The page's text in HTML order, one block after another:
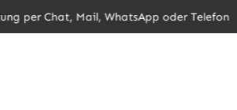
per Chat, Mail, WhatsApp oder Telefon